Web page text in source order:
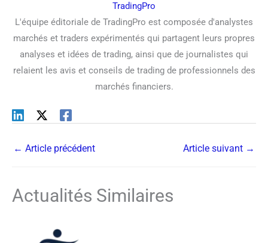
TradingPro
L'équipe éditoriale de TradingPro est composée d'analystes
marchés et traders expérimentés qui partagent leurs propres
analyses et idées de trading, ainsi que de journalistes qui
relaient les avis et conseils de trading de professionnels des
marchés financiers.
← Article précédent Article suivant →
Actualités Similaires